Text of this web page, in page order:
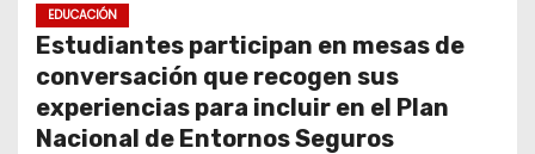
EDUCACIÓN
Estudiantes participan en mesas de
conversación que recogen sus
experiencias para incluir en el Plan
Nacional de Entornos Seguros